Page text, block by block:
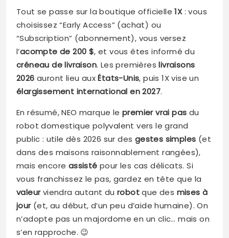
Tout se passe sur la boutique officielle1X: vous
choisissez “Early Access” (achat) ou
“Subscription” (abonnement), vous versez
l’acompte de 200 $, et vous êtes informé du
créneau de livraison. Les premièreslivraisons
2026 auront lieu auxÉtats-Unis, puis 1X vise un
élargissement international en 2027.
En résumé, NEO marque le premier vrai pas du
robot domestique polyvalent vers le grand
public : utile dès 2026 sur des gestes simples (et
dans des maisons raisonnablement rangées),
mais encore assisté pour les cas délicats. Si
vous franchissez le pas, gardez en tête que la
valeurviendra autant durobotque des mises à
jour(et, au début, d’un peu d’aide humaine). On
n’adopte pas un majordome en un clic… mais on
s’en rapproche. 😉